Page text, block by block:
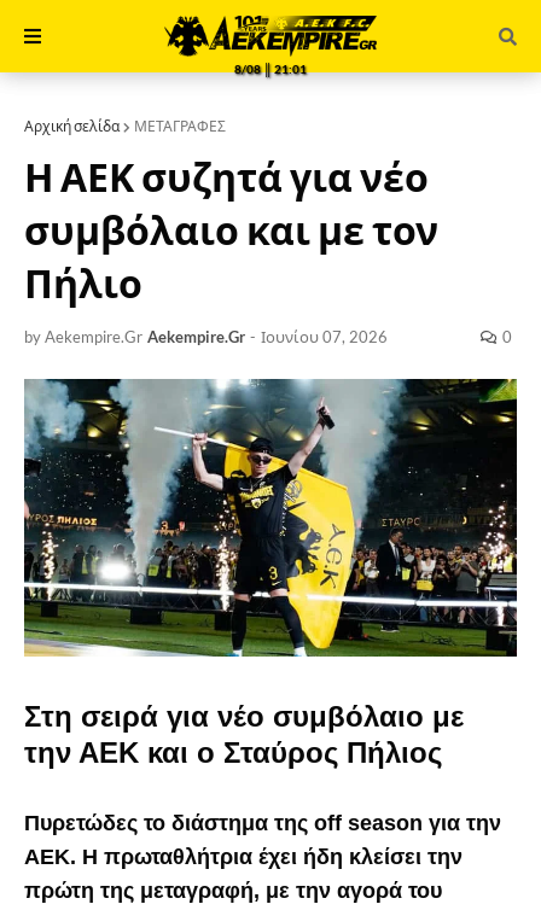
8/08 ║ 21:01
Αρχική σελίδα ΜΕΤΑΓΡΑΦΕΣ
Η ΑΕΚ συζητά για νέο
συμβόλαιο και με τον
Πήλιο
by Aekempire.Gr Aekempire.Gr - Ιουνίου 07, 2026 0
Στη σειρά για νέο συμβόλαιο με
την ΑΕΚ και ο Σταύρος Πήλιος
Πυρετώδες το διάστημα της off season για την
ΑΕΚ. Η πρωταθλήτρια έχει ήδη κλείσει την
πρώτη της μεταγραφή, με την αγορά του